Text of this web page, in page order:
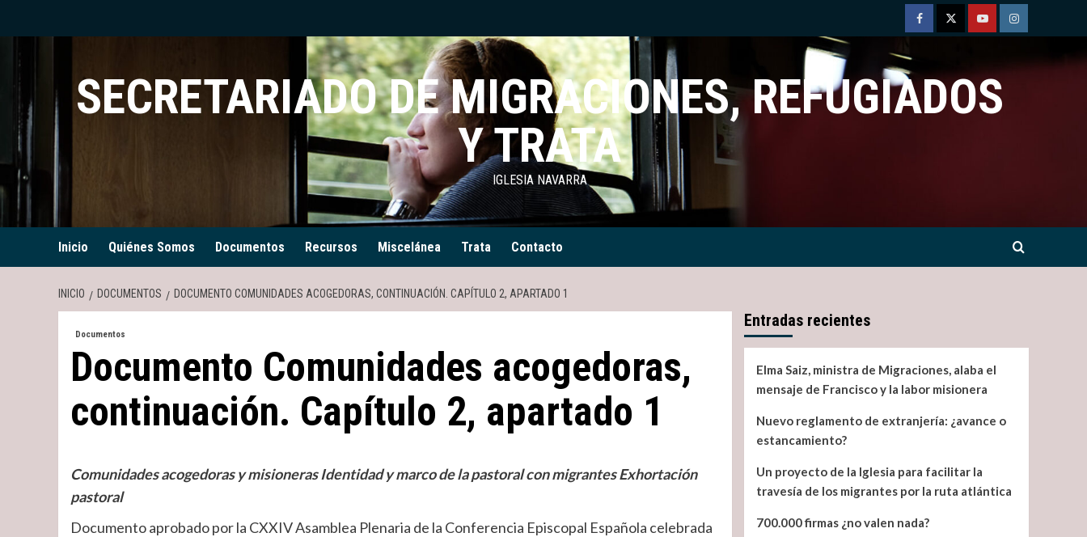
FacebookTwitterYoutubeInstagram
SECRETARIADO DE MIGRACIONES, REFUGIADOS
Y TRATA
IGLESIA NAVARRA
Inicio Quiénes Somos Documentos Recursos Miscelánea Trata Contacto
INICIO DOCUMENTOS DOCUMENTO COMUNIDADES ACOGEDORAS, CONTINUACIÓN. CAPÍTULO 2, APARTADO 1
Documentos
Documento Comunidades acogedoras,
continuación. Capítulo 2, apartado 1
Comunidades acogedoras y misioneras Identidad y marco de la pastoral con migrantes Exhortación
pastoral
Documento aprobado por la CXXIV Asamblea Plenaria de la Conferencia Episcopal Española celebrada
Entradas recientes
Elma Saiz, ministra de Migraciones, alaba el
mensaje de Francisco y la labor misionera
Nuevo reglamento de extranjería: ¿avance o
estancamiento?
Un proyecto de la Iglesia para facilitar la
travesía de los migrantes por la ruta atlántica
700.000 firmas ¿no valen nada?